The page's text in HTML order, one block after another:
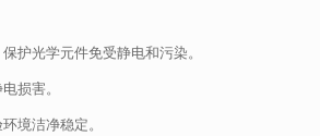
护光学元件免受静电和污染。
损害。
境洁净稳定。